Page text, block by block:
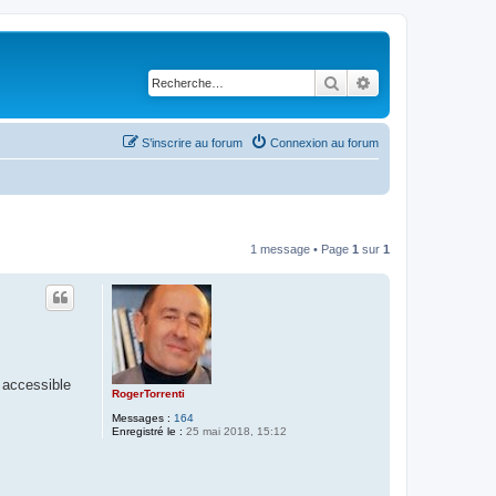
Rechercher
Connexion au forum
S’inscrire au forum
1 message • Page 1 sur 1
RogerTorrenti
Messages : 164
Enregistré le : 25 mai 2018, 15:12